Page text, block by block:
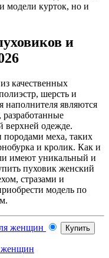
модели курток, но и
и
качественных
шерсть и
являются
верхней одежде.
меха, таких
и кролик. Как и
имеют уникальный и
пуховик женский
стразами и
модель по
Купить
женщин